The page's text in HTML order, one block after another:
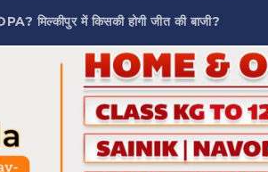
मिल्कीपुर में किसकी होगी जीत की बाजी?